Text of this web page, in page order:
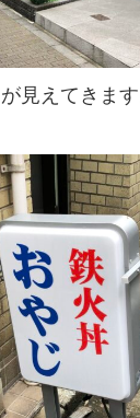
見えてきます